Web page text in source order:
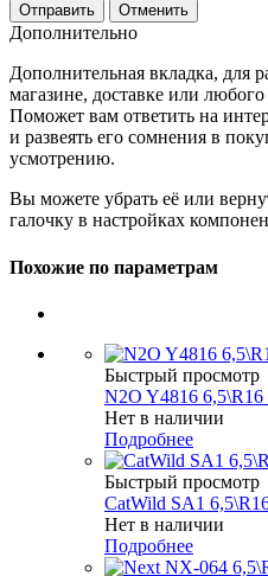
Отменить
Дополнительно
Дополнительная вкладка, для
магазине, доставке или
Поможет вам ответить на
и развеять его сомнения в
усмотрению.
Вы можете убрать её или
галочку в настройках
Похожие по параметрам
Быстрый просмотр
N2O Y4816
Нет в наличии
Подробнее
Быстрый просмотр
CatWild SA1
Нет в наличии
Подробнее